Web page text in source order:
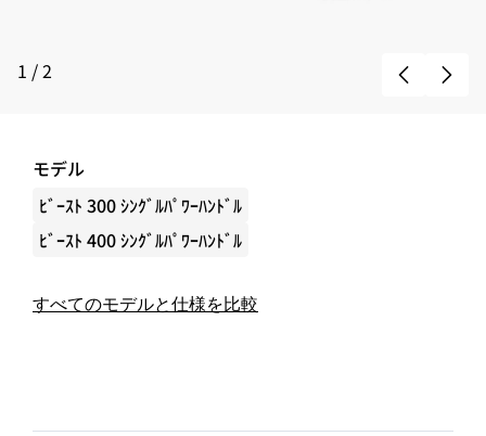
1 /2
モデル
ﾋﾞｰｽﾄ 300 ｼﾝｸﾞﾙﾊﾟﾜｰﾊﾝﾄﾞﾙ
ﾋﾞｰｽﾄ 400 ｼﾝｸﾞﾙﾊﾟﾜｰﾊﾝﾄﾞﾙ
すべてのモデルと仕様を比較